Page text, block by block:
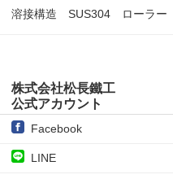
溶接構造 SUS304 ローラー
株式会社松長鐵工
公式アカウント
Facebook
LINE